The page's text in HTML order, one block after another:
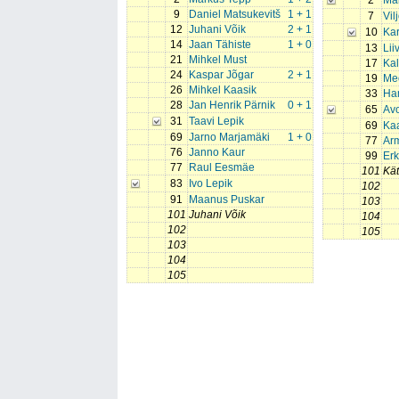
9
1 + 1
Daniel Matsukevitš
12
2 + 1
Juhani Võik
14
1 + 0
Jaan Tähiste
21
Mihkel Must
24
2 + 1
Kaspar Jõgar
26
Mihkel Kaasik
28
0 + 1
Jan Henrik Pärnik
31 Taavi Lepik
69
1 + 0
Jarno Marjamäki
76 Janno Kaur
77
Raul Eesmäe
83
Ivo Lepik
91
Maanus Puskar
101 Juhani Võik
102
103
104
105
7
10
13
17
19
33
65
69
77
99
101
102
103
104
105